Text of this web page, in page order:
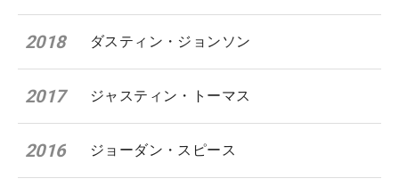
2018 ダスティン・ジョンソン
2017 ジャスティン・トーマス
2016 ジョーダン・スピース